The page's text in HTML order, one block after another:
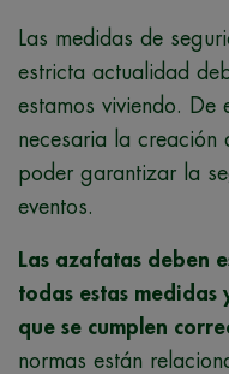
Las medidas de
estricta actualidad
estamos viviendo. De
necesaria la
poder garantizar la
eventos.
Las azafatas deben
todas estas
que se cumplen
normas están